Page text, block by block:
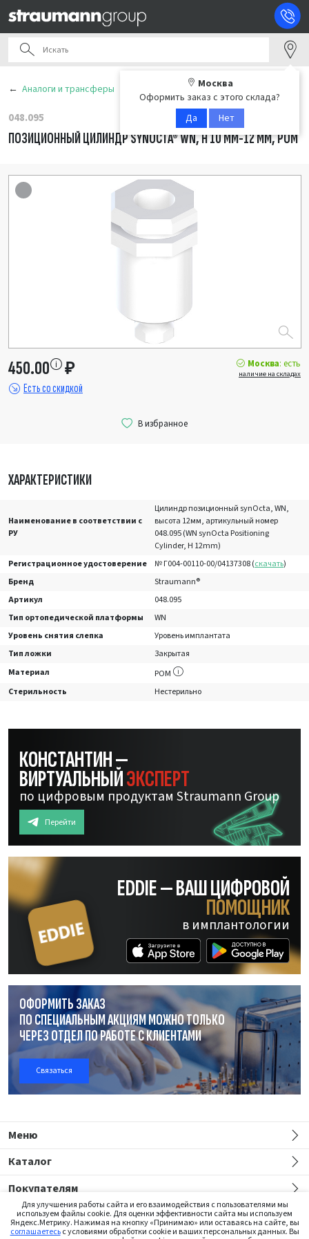
Москва
Оформить заказ с этого склада?
Да
Нет
Аналоги и трансферы
048.095
ПОЗИЦИОННЫЙ ЦИЛИНДР SYNOCTA® WN, H 10 ММ-12 ММ, POM
ХАРАКТЕРИСТИКИ
Наименование в соответствии с
РУ
Цилиндр позиционный synOcta, WN,
высота 12мм, артикульный номер
048.095 (WN synOcta Positioning
Cylinder, H 12mm)
Регистрационное удостоверение
№ Г004-00110-00/04137308 (скачать)
Бренд
Straumann®
Артикул
048.095
Тип ортопедической платформы
WN
Уровень снятия слепка
Уровень имплантата
Тип ложки
Закрытая
Материал
POM
Стерильность
Нестерильно
450.00 ₽ Москва: есть
наличие на складах
Есть со скидкой
КОНСТАНТИН —
ВИРТУАЛЬНЫЙЭКСПЕРТ
по цифровым продуктам Straumann Group
Перейти
EDDIE — ВАШ ЦИФРОВОЙ
ПОМОЩНИК
в имплантологии
ОФОРМИТЬ ЗАКАЗ
ПО СПЕЦИАЛЬНЫМ АКЦИЯМ МОЖНО ТОЛЬКО
ЧЕРЕЗ ОТДЕЛПО РАБОТЕС КЛИЕНТАМИ
Связаться
Меню
Каталог
Покупателям
Для улучшения работы сайта и его взаимодействия с пользователями мы
используем файлы cookie. Для оценки эффективности сайта мы используем
Яндекс.Метрику. Нажимая на кнопку «Принимаю» или оставаясь на сайте, вы
соглашаетесьс условиями обработки cookie и ваших персональных данных. Вы